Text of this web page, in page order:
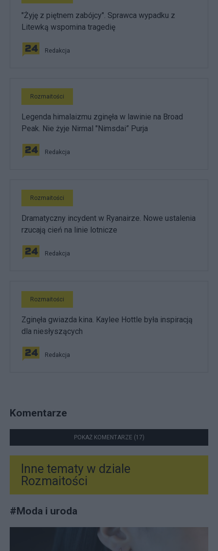
"Żyję z piętnem zabójcy". Sprawca wypadku z
Litewką wspomina tragedię
Redakcja
Rozmaitości
Legenda himalaizmu zginęła w lawinie na Broad
Peak. Nie żyje Nirmal "Nimsdai” Purja
Redakcja
Rozmaitości
Dramatyczny incydent w Ryanairze. Nowe ustalenia
rzucają cień na linie lotnicze
Redakcja
Rozmaitości
Zginęła gwiazda kina. Kaylee Hottle była inspiracją
dla niesłyszących
Redakcja
Komentarze
POKAŻ KOMENTARZE (17)
Inne tematy w dziale
Rozmaitości
#Moda i uroda